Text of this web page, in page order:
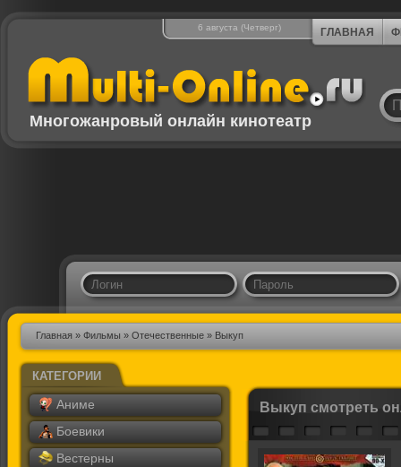
6 августа (Четверг) ГЛАВНАЯ
Многожанровый онлайн кинотеатр
Главная » Фильмы » Отечественные » Выкуп
КАТЕГОРИИ
Аниме
Боевики
Вестерны
Выкуп смотреть